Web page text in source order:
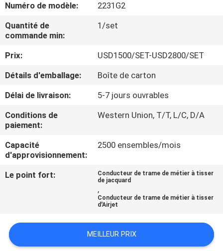
À
PROPOS
NOUS
VISITE
DE
L'USINE
CONTRÔLE
DE
NOUS
Numéro de modèle:
2231G2
Quantité de
commande min:
1/set
Prix:
USD1500/SET-USD2800/SET
Détails d'emballage:
Boîte de carton
Délai de livraison:
5-7 jours ouvrables
Conditions de
paiement:
Western Union, T/T, L/C, D/A
Capacité
d'approvisionnement:
2500 ensembles/mois
Le point fort:
Conducteur de trame de métier à tisser
de jacquard
,
Conducteur de trame de métier à tisser
d'Airjet
MEILLEUR PRIX